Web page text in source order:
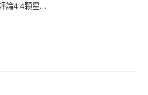
論4.4顆星…